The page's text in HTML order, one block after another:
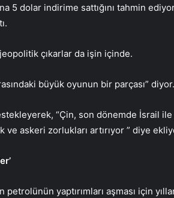
5 dolar indirime sattığını tahmin
çıkarlar da işin içinde.
büyük oyunun bir parçası” diyor.
“Çin, son dönemde İsrail ile
ve askeri zorlukları artırıyor ” diye
petrolünün yaptırımları aşması için